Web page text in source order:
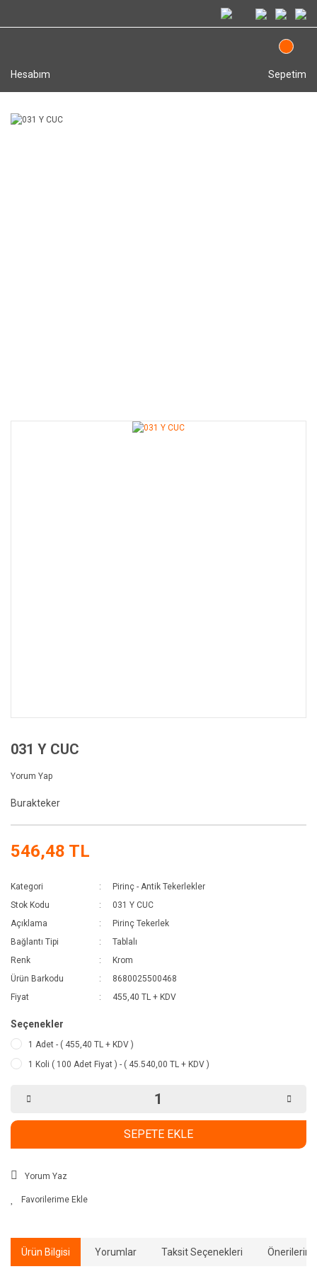
Hesabım Sepetim
031 Y CUC
Yorum Yap
Burakteker
546,48 TL
Kategori
Pirinç - Antik Tekerlekler
Stok Kodu
031 Y CUC
Açıklama
Pirinç Tekerlek
Bağlantı Tipi
Tablalı
Renk
Krom
Ürün Barkodu
8680025500468
Fiyat
455,40 TL + KDV
Seçenekler
1 Adet - ( 455,40 TL + KDV )
1 Koli ( 100 Adet Fiyat ) - ( 45.540,00 TL + KDV )
SEPETE EKLE
Yorum Yaz
Ürün Bilgisi Yorumlar Taksit Seçenekleri